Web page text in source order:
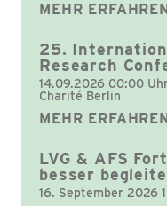
MEHR
25.
Research
14.09.2026 00:00
Charité Berlin
MEHR
LVG & AFS
besser
16. September 2026